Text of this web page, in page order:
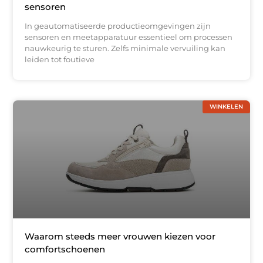
sensoren
In geautomatiseerde productieomgevingen zijn
sensoren en meetapparatuur essentieel om processen
nauwkeurig te sturen. Zelfs minimale vervuiling kan
leiden tot foutieve
WINKELEN
Waarom steeds meer vrouwen kiezen voor
comfortschoenen